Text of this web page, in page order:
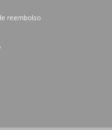
reembolso